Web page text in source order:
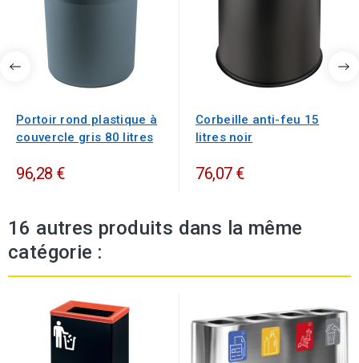
Portoir rond plastique à
couvercle gris 80 litres
96,28 €
Corbeille anti-feu 15
litres noir
76,07 €
16 autres produits dans la même
catégorie :